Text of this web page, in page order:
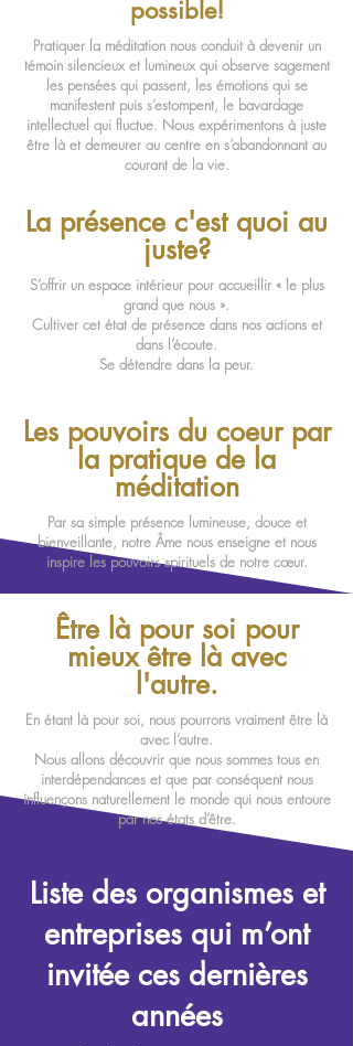
possible!
Pratiquer la méditation nous conduit à devenir un
témoin silencieux et lumineux qui observe sagement
les pensées qui passent, les émotions qui se
manifestent puis s’estompent, le bavardage
intellectuel qui fluctue. Nous expérimentons à juste
être là et demeurer au centre en s’abandonnant au
courant de la vie.
La présence c'est quoi au
juste?
S’offrir un espace intérieur pour accueillir « le plus
grand que nous ».
Cultiver cet état de présence dans nos actions et
dans l’écoute.
Se détendre dans la peur.
Les pouvoirs du coeur par
la pratique de la
méditation
Par sa simple présence lumineuse, douce et
bienveillante, notre Âme nous enseigne et nous
inspire les pouvoirs spirituels de notre cœur.
Être là pour soi pour
mieux être là avec
l'autre.
En étant là pour soi, nous pourrons vraiment être là
avec l’autre.
Nous allons découvrir que nous sommes tous en
interdépendances et que par conséquent nous
influençons naturellement le monde qui nous entoure
par nos états d’être.
Liste des organismes et
entreprises qui m’ont
invitée ces dernières
années